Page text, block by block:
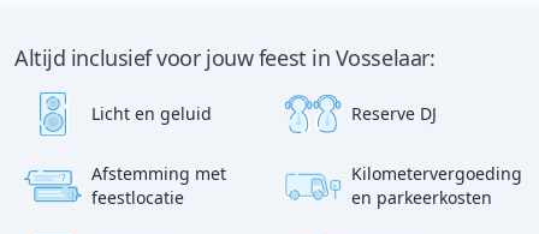
Altijd inclusief voor jouw feest in Vosselaar:
Licht en geluid Reserve DJ
?
:)
Afstemming met
feestlocatie
p
Kilometervergoeding
en parkeerkosten